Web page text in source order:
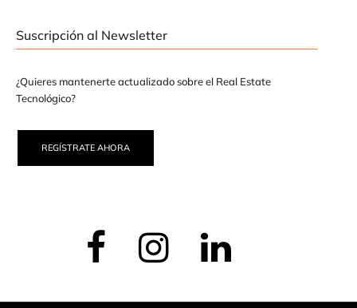
Suscripción al Newsletter
¿Quieres mantenerte actualizado sobre el Real Estate
Tecnológico?
REGÍSTRATE AHORA